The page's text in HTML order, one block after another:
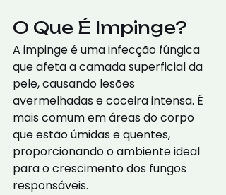
O Que É Impinge?
A impinge é uma infecção fúngica
que afeta a camada superficial da
pele, causando lesões
avermelhadas e coceira intensa. É
mais comum em áreas do corpo
que estão úmidas e quentes,
proporcionando o ambiente ideal
para o crescimento dos fungos
responsáveis.